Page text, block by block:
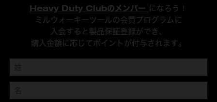
Heavy Duty Clubのメンバー になろう！
ミルウォーキーツールの会員プログラムに
入会すると製品保証登録ができ、
購入金額に応じてポイントが付与されます。